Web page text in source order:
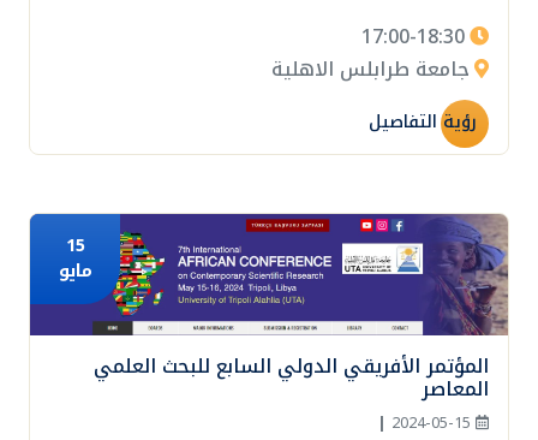
17:00-18:30
جامعة طرابلس الاهلية
رؤية التفاصيل
15
مايو
المؤتمر الأفريقي الدولي السابع للبحث العلمي
المعاصر
2024-05-15
|